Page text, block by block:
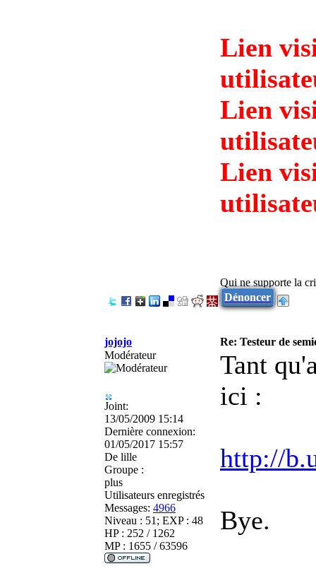
Lien
Lien
Lien
Qui ne supporte la
Dénoncer
jojojo
Re: Testeur de
Modérateur
Joint:
13/05/2009 15:14
Dernière connexion:
01/05/2017 15:57
De lille
Groupe :
plus
Utilisateurs enregistrés
Messages: 4966
Niveau : 51; EXP : 48
HP : 252 / 1262
MP : 1655 / 63596
Tant
ici :
http://
Bye.